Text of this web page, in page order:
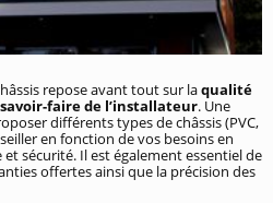
repose avant tout sur laqualité
savoir-faire de l’installateur. Une
différents types de châssis (PVC,
en fonction de vos besoins en
sécurité. Il est également essentiel de
offertes ainsi que la précision des